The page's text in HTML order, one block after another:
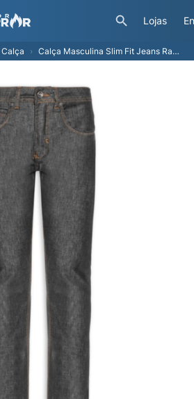
Lojas
Calça Calça Masculina Slim Fit Jeans Raw Pima - Azul